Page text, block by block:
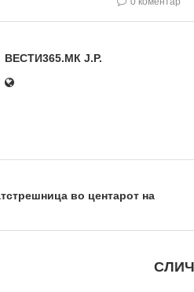
ВЕСТИ365.МК Ј.Р.
во центарот на